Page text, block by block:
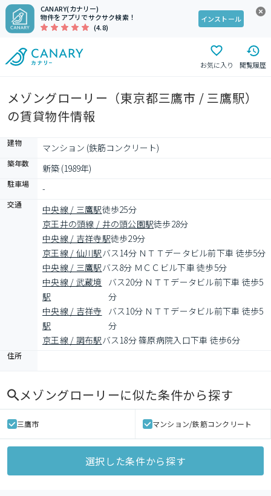
CANARY(カナリー)
物件をアプリでサクサク検索！
(4.8)
インストール
お気に入り 閲覧履歴
メゾングローリー（東京都三鷹市 / 三鷹駅）
の賃貸物件情報
建物 マンション (鉄筋コンクリート)
築年数 新築 (1989年)
駐車場 -
交通 中央線 / 三鷹駅徒歩25分
京王井の頭線 / 井の頭公園駅徒歩28分
中央線 / 吉祥寺駅徒歩29分
京王線 / 仙川駅バス14分 ＮＴＴデータビル前下車 徒歩5分
中央線 / 三鷹駅バス8分 ＭＣＣビル下車 徒歩5分
中央線 / 武蔵境
駅
バス20分 ＮＴＴデータビル前下車 徒歩5
分
中央線 / 吉祥寺
駅
バス10分 ＮＴＴデータビル前下車 徒歩5
分
京王線 / 調布駅バス18分 篠原病院入口下車 徒歩6分
住所
メゾングローリーに似た条件から探す
三鷹市 マンション/鉄筋コンクリート
選択した条件から探す